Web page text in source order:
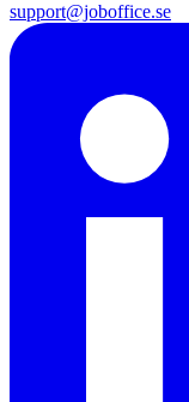
support@joboffice.se